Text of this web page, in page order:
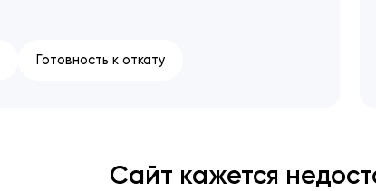
Готовность к откату
Сайт кажется